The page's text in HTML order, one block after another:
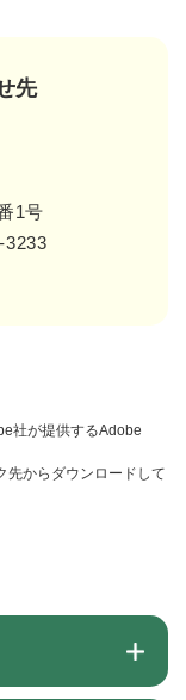
先
1号
3233
社が提供するAdobe
先からダウンロードして